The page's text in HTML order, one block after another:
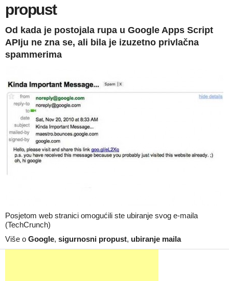
propust
Od kada je postojala rupa u Google Apps Script
APIju ne zna se, ali bila je izuzetno privlačna
spammerima
Posjetom web stranici omogućili ste ubiranje svog e-maila
(TechCrunch)
Više o Google, sigurnosni propust, ubiranje maila